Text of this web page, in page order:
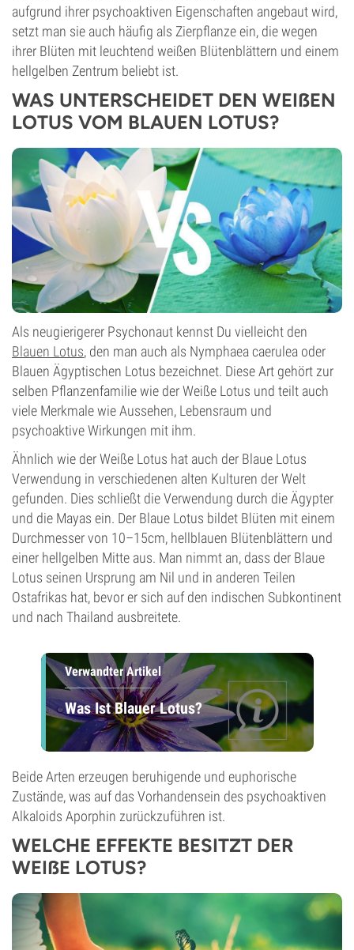
aufgrund ihrer psychoaktiven Eigenschaften angebaut wird,
setzt man sie auch häufig als Zierpflanze ein, die wegen
ihrer Blüten mit leuchtend weißen Blütenblättern und einem
hellgelben Zentrum beliebt ist.
WAS UNTERSCHEIDET DEN WEIẞEN
LOTUS VOM BLAUEN LOTUS?
Als neugierigerer Psychonaut kennst Du vielleicht den
Blauen Lotus, den man auch als Nymphaea caerulea oder
Blauen Ägyptischen Lotus bezeichnet. Diese Art gehört zur
selben Pflanzenfamilie wie der Weiße Lotus und teilt auch
viele Merkmale wie Aussehen, Lebensraum und
psychoaktive Wirkungen mit ihm.
Ähnlich wie der Weiße Lotus hat auch der Blaue Lotus
Verwendung in verschiedenen alten Kulturen der Welt
gefunden. Dies schließt die Verwendung durch die Ägypter
und die Mayas ein. Der Blaue Lotus bildet Blüten mit einem
Durchmesser von 10–15cm, hellblauen Blütenblättern und
einer hellgelben Mitte aus. Man nimmt an, dass der Blaue
Lotus seinen Ursprung am Nil und in anderen Teilen
Ostafrikas hat, bevor er sich auf den indischen Subkontinent
und nach Thailand ausbreitete.
Verwandter Artikel
Was Ist Blauer Lotus?
Beide Arten erzeugen beruhigende und euphorische
Zustände, was auf das Vorhandensein des psychoaktiven
Alkaloids Aporphin zurückzuführen ist.
WELCHE EFFEKTE BESITZT DER
WEIẞE LOTUS?